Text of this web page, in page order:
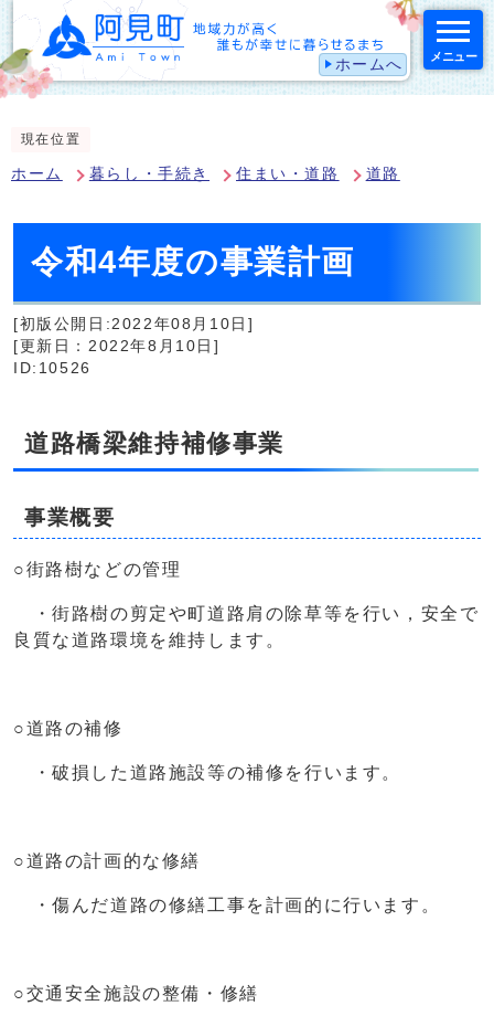
ホームへ メニュー
現在位置
ホーム 暮らし・手続き 住まい・道路 道路
令和4年度の事業計画
[初版公開日:2022年08月10日]
[更新日：2022年8月10日]
ID:10526
道路橋梁維持補修事業
事業概要
○街路樹などの管理
・街路樹の剪定や町道路肩の除草等を行い，安全で
良質な道路環境を維持します。
○道路の補修
・破損した道路施設等の補修を行います。
○道路の計画的な修繕
・傷んだ道路の修繕工事を計画的に行います。
○交通安全施設の整備・修繕